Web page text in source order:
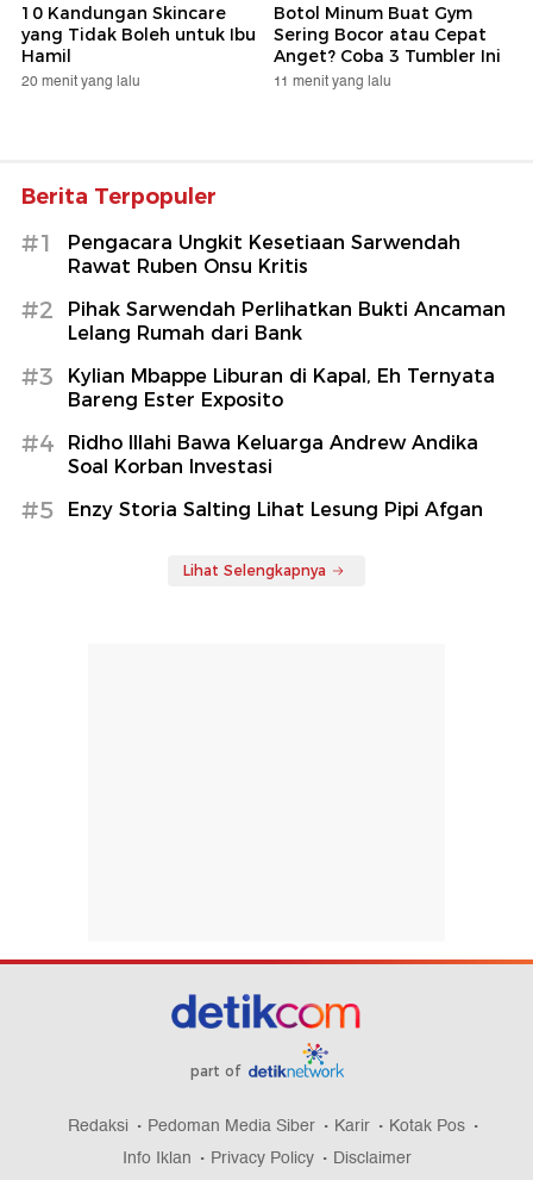
10 Kandungan Skincare
yang Tidak Boleh untuk Ibu
Hamil
20 menit yang lalu
Botol Minum Buat Gym
Sering Bocor atau Cepat
Anget? Coba 3 Tumbler Ini
11 menit yang lalu
Berita Terpopuler
#1
Pengacara Ungkit Kesetiaan Sarwendah
Rawat Ruben Onsu Kritis
#2
Pihak Sarwendah Perlihatkan Bukti Ancaman
Lelang Rumah dari Bank
#3
Kylian Mbappe Liburan di Kapal, Eh Ternyata
Bareng Ester Exposito
#4
Ridho Illahi Bawa Keluarga Andrew Andika
Soal Korban Investasi
#5 Enzy Storia Salting Lihat Lesung Pipi Afgan
Lihat Selengkapnya
part of
Redaksi Pedoman Media Siber Karir
Kotak Pos
Info Iklan
Privacy Policy Disclaimer